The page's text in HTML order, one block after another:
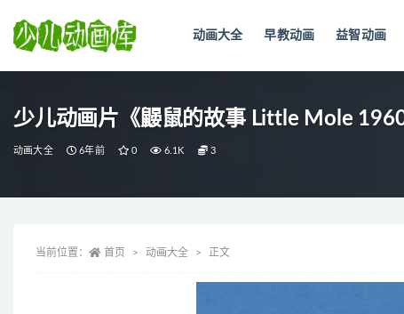
动画大全 早教动画 益智动画
少儿动画片《鼹鼠的故事 Little Mole
动画大全 6年前 0 6.1K 3
当前位置： 首页 动画大全 正文